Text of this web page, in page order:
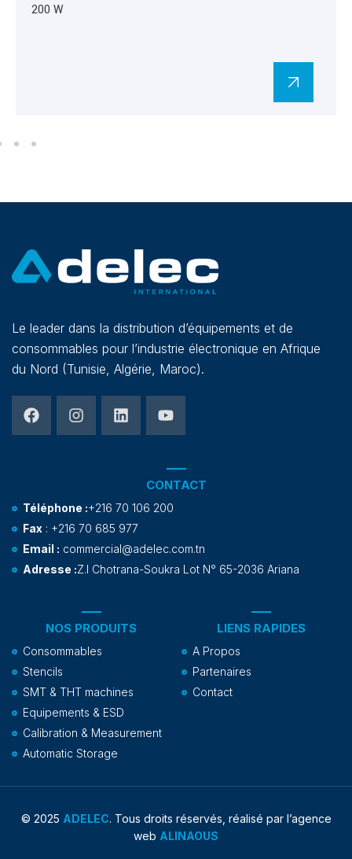
200 W
Le leader dans la distribution d’équipements et de
consommables pour l’industrie électronique en Afrique
du Nord (Tunisie, Algérie, Maroc).
NOS PRODUITS
Consommables
Stencils
SMT & THT machines
Equipements & ESD
Calibration & Measurement
Automatic Storage
LIENS RAPIDES
A Propos
Partenaires
Contact
CONTACT
Téléphone :+216 70 106 200
Fax : +216 70 685 977
Email : commercial@adelec.com.tn
Adresse :Z.I Chotrana-Soukra Lot N° 65-2036 Ariana
© 2025 ADELEC. Tous droits réservés, réalisé par l’agence
web ALINAOUS